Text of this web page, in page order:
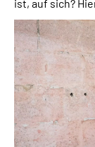
ist, auf sich?